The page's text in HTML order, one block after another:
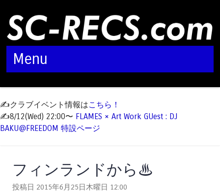
Menu
✍️クラブイベント情報はこちら！
✍️8/12(Wed) 22:00〜 FLAMES × Art Work GUest : DJ
BAKU@FREEDOM 特設ページ
フィンランドから♨︎
投稿日 2015年6月25日木曜日 12:00